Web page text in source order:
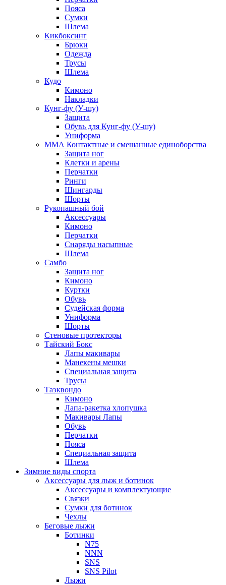
Пояса
Сумки
Шлема
Кикбоксинг
Брюки
Одежда
Трусы
Шлема
Кудо
Кимоно
Накладки
Кунг-фу (У-шу)
Защита
Обувь для Кунг-фу (У-шу)
Униформа
ММА Контактные и смешанные единоборства
Защита ног
Клетки и арены
Перчатки
Ринги
Шингарды
Шорты
Рукопашный бой
Аксессуары
Кимоно
Перчатки
Снаряды насыпные
Шлема
Самбо
Защита ног
Кимоно
Куртки
Обувь
Судейская форма
Униформа
Шорты
Стеновые протекторы
Тайский Бокс
Лапы макивары
Манекены мешки
Специальная защита
Трусы
Таэквондо
Кимоно
Лапа-ракетка хлопушка
Макивары Лапы
Обувь
Перчатки
Пояса
Специальная защита
Шлема
Зимние виды спорта
Аксессуары для лыж и ботинок
Аксессуары и комплектующие
Связки
Сумки для ботинок
Чехлы
Беговые лыжи
Ботинки
N75
NNN
SNS
SNS Pilot
Лыжи